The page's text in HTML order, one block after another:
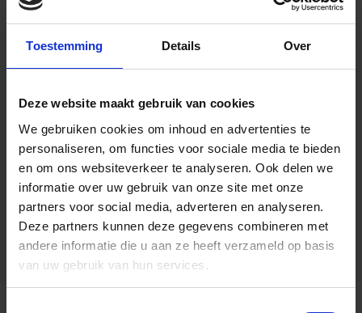
Toestemming Details Over
Deze website maakt gebruik van cookies
We gebruiken cookies om inhoud en advertenties te
personaliseren, om functies voor sociale media te bieden
en om ons websiteverkeer te analyseren. Ook delen we
informatie over uw gebruik van onze site met onze
partners voor social media, adverteren en analyseren.
Deze partners kunnen deze gegevens combineren met
andere informatie die u aan ze heeft verzameld op basis
van uw gebruik van hun services.